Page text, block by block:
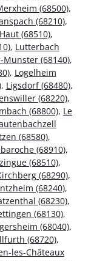
(68500),
(68210),
(68510),
, Lutterbach
(68140),
, Logelheim
, Ligsdorf (68480),
(68220),
(68800), Le
(68580),
(68910),
(68510),
(68290),
(68240),
(68230),
(68130),
(68040),
(68720),
les-Châteaux